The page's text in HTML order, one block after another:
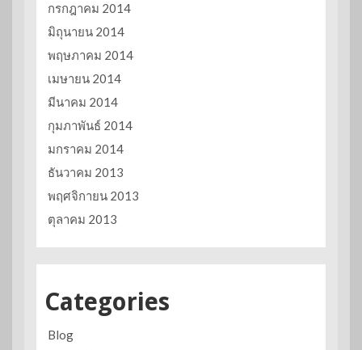
กรกฎาคม 2014
มิถุนายน 2014
พฤษภาคม 2014
เมษายน 2014
มีนาคม 2014
กุมภาพันธ์ 2014
มกราคม 2014
ธันวาคม 2013
พฤศจิกายน 2013
ตุลาคม 2013
Categories
Blog